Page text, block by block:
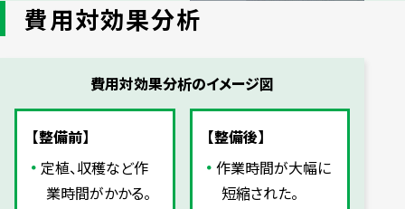
費用対効果分析
費用対効果分析のイメージ図
【整備前】
定植、収穫など作
業時間がかかる。
【整備後】
作業時間が大幅に
短縮された。